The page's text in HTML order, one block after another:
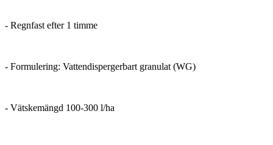
- Regnfast efter 1 timme
- Formulering: Vattendispergerbart granulat (WG)
- Vätskemängd 100-300 l/ha